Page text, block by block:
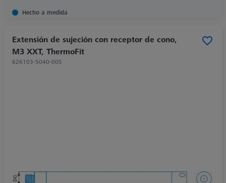
Hecho a medida
Extensión de sujeción con receptor de cono,
M3 XXT, ThermoFit
626103-5040-005